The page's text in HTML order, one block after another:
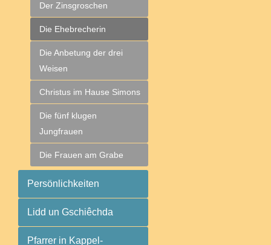
Der Zinsgroschen
Die Ehebrecherin
Die Anbetung der drei
Weisen
Christus im Hause Simons
Die fünf klugen
Jungfrauen
Die Frauen am Grabe
Persönlichkeiten
Lidd un Gschiêchda
Pfarrer in Kappel-